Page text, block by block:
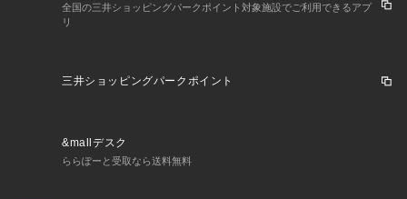
全国の三井ショッピングパークポイント対象施設でご利用できるアプ
リ
三井ショッピングパークポイント
&mallデスク
ららぽーと受取なら送料無料